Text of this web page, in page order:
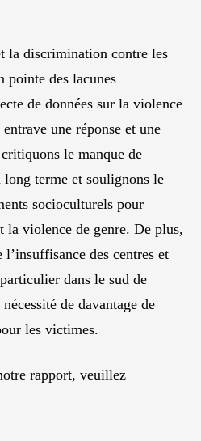
la discrimination contre les
pointe des lacunes
de données sur la violence
une réponse et une
le manque de
long terme et soulignons le
socioculturels pour
la violence de genre. De plus,
des centres et
dans le sud de
de davantage de
les victimes.
rapport, veuillez